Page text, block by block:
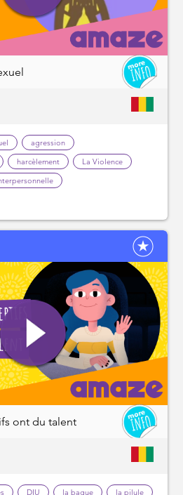
agression
harcèlement
La Violence
ont du talent
DIU la bague
la pilule